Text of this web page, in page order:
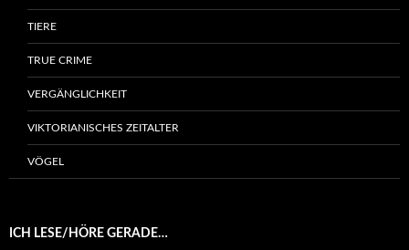
TIERE
TRUE CRIME
VERGÄNGLICHKEIT
VIKTORIANISCHES ZEITALTER
VÖGEL
ICH LESE/HÖRE GERADE…